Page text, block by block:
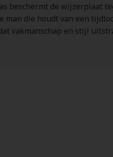
de wijzerplaat
die houdt van een
vakmanschap en stijl